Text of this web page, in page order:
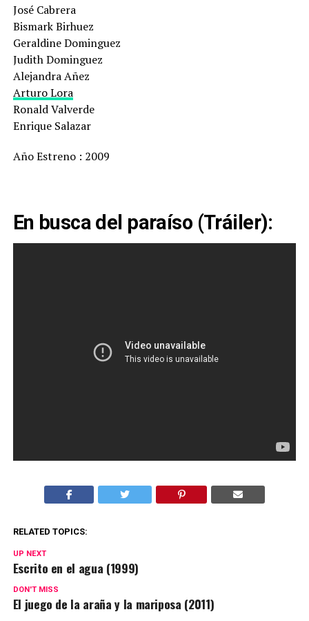
José Cabrera
Bismark Birhuez
Geraldine Dominguez
Judith Dominguez
Alejandra Añez
Arturo Lora
Ronald Valverde
Enrique Salazar
Año Estreno : 2009
En busca del paraíso (Tráiler):
RELATED TOPICS:
UP NEXT
Escrito en el agua (1999)
DON'T MISS
El juego de la araña y la mariposa (2011)